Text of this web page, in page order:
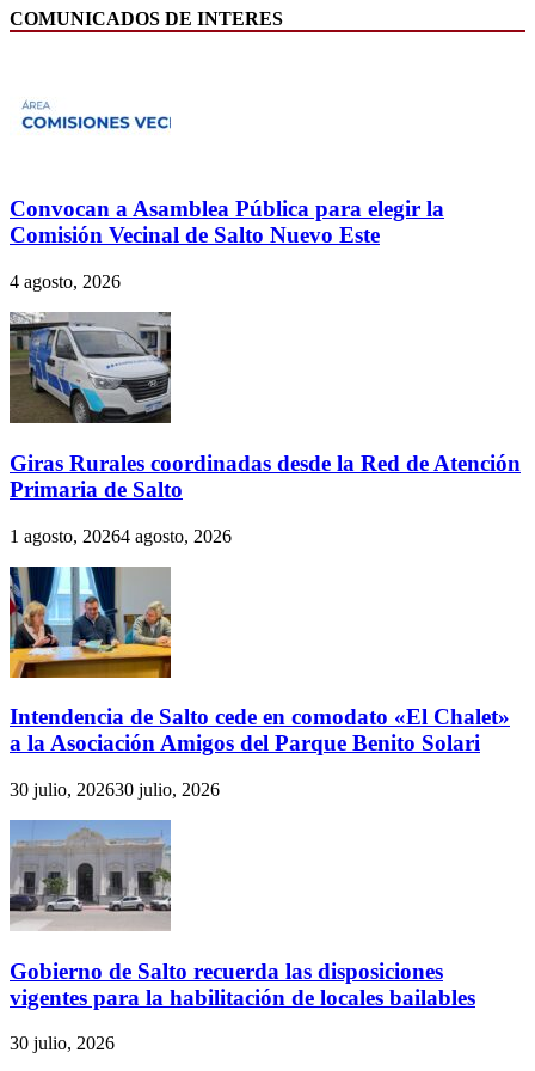
COMUNICADOS DE INTERES
Convocan a Asamblea Pública para elegir la
Comisión Vecinal de Salto Nuevo Este
4 agosto, 2026
Giras Rurales coordinadas desde la Red de Atención
Primaria de Salto
1 agosto, 20264 agosto, 2026
Intendencia de Salto cede en comodato «El Chalet»
a la Asociación Amigos del Parque Benito Solari
30 julio, 202630 julio, 2026
Gobierno de Salto recuerda las disposiciones
vigentes para la habilitación de locales bailables
30 julio, 2026